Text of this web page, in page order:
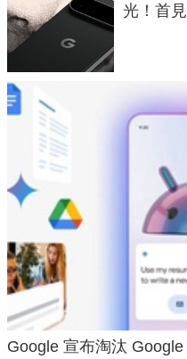
光！首
Google 宣布淘汰